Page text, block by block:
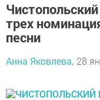
трех
песни
Анна Яковлева, 28